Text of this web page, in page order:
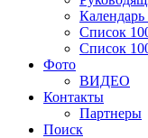
Календарь
Список
Список
Фото
ВИДЕО
Контакты
Партнеры
Поиск